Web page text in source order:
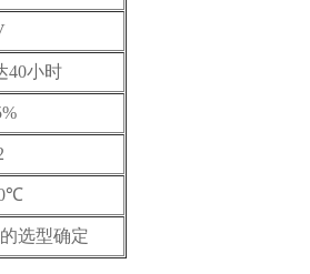
40小时
选型确定